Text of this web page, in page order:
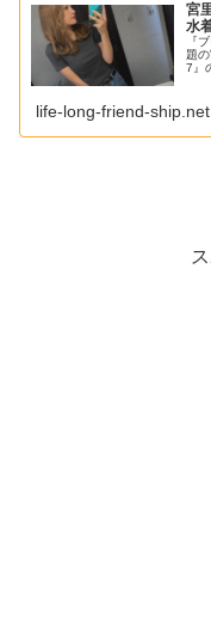
宮
水
『
題
7』
life-long-friend-ship.net